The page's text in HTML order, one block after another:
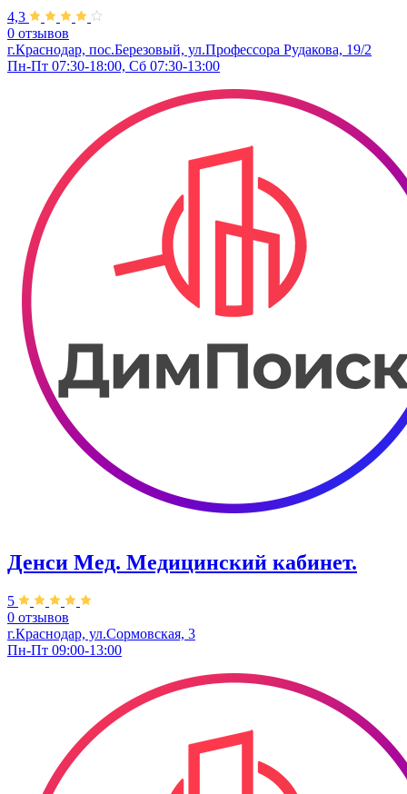
4,3
0 отзывов
г.Краснодар, пос.Березовый, ул.Профессора Рудакова, 19/2
Пн-Пт 07:30-18:00, Сб 07:30-13:00
Денси Мед. Медицинский кабинет.
5
0 отзывов
г.Краснодар, ул.Сормовская, 3
Пн-Пт 09:00-13:00